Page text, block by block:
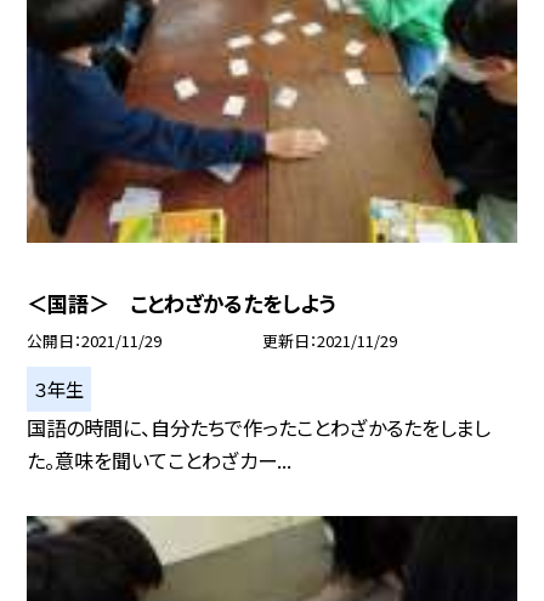
＜国語＞ ことわざかるたをしよう
公開日 2021/11/29 更新日 2021/11/29
３年生
国語の時間に、自分たちで作ったことわざかるたをしまし
た。意味を聞いてことわざカー...